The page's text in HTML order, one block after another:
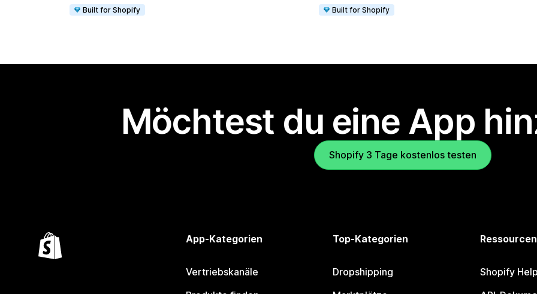
Built for Shopify
Built for Shopify
Möchtest du eine App
Shopify 3 Tage kostenlos testen
App-Kategorien
Vertriebskanäle
Top-Kategorien
Dropshipping
Ressourcen
Shopify